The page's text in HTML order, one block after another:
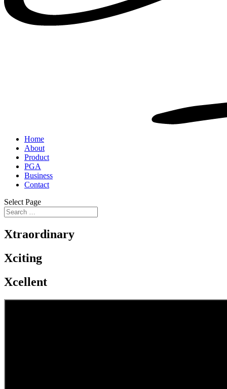
Home
About
Product
PGA
Business
Contact
Select Page
Xtraordinary
Xciting
Xcellent